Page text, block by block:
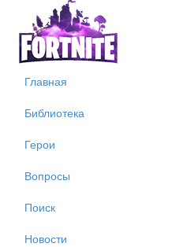
основному
содержанию
Главная
Библиотека
Герои
Вопросы
Поиск
Новости